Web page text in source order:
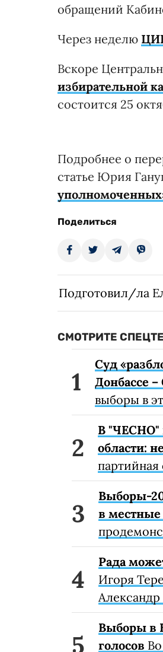
обращений
Через неделю
Вскоре
избирательной
состоится 25
Подробнее о
статье Юрия
Поделиться
Подготовил/ла
СМОТРИТЕ
Суд
Донбассе
выборы в
В "ЧЕСНО"
области:
Выборы-
в
Рада
Игоря
Выборы в
голосов